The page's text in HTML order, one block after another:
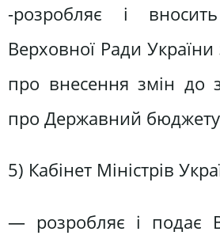
-розробляє і
Верховної Ради
про внесення змін до
про Державний бюджету
5) Кабінет Міністрів
— розробляє і подає